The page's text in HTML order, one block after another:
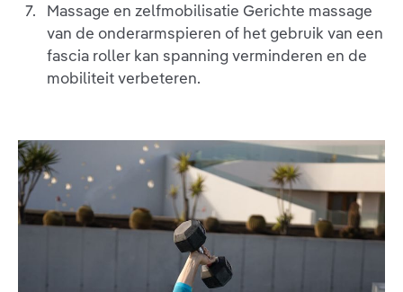
Massage en zelfmobilisatie Gerichte massage
van de onderarmspieren of het gebruik van een
fascia roller kan spanning verminderen en de
mobiliteit verbeteren.